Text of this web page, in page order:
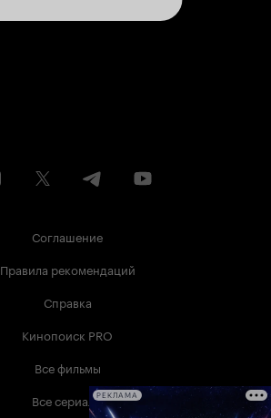
Соглашение
Правила рекомендаций
Справка
Кинопоиск PRO
Все фильмы
Все сериалыРЕКЛАМА